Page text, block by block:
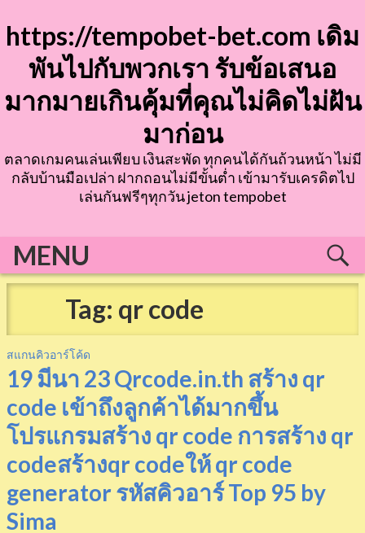
to
content
https://tempobet-bet.com เดิม
พันไปกับพวกเรา รับข้อเสนอ
มากมายเกินคุ้มที่คุณไม่คิดไม่ฝัน
มาก่อน
ตลาดเกมคนเล่นเพียบ เงินสะพัด ทุกคนได้กันถ้วนหน้า ไม่มี
กลับบ้านมือเปล่า ฝากถอนไม่มีขั้นต่ำ เข้ามารับเครดิตไป
เล่นกันฟรีๆทุกวัน jeton tempobet
MENU
Tag: qr code
สแกนคิวอาร์โค้ด
19 มีนา 23 Qrcode.in.th สร้าง qr
code เข้าถึงลูกค้าได้มากขึ้น
โปรแกรมสร้าง qr code การสร้าง qr
codeสร้างqr codeให้ qr code
generator รหัสคิวอาร์ Top 95 by
Sima